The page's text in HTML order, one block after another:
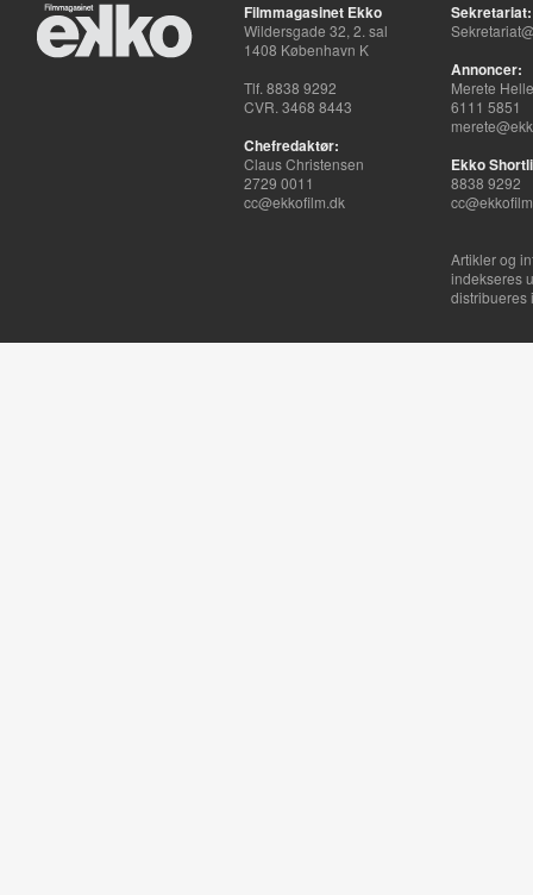
Filmmagasinet Ekko
Wildersgade 32, 2. sal
1408 København K
Tlf. 8838 9292
CVR. 3468 8443
Chefredaktør:
Claus Christensen
2729 0011
cc@ekkofilm.dk
Sekretariat:
Annoncer:
Merete
6111 5851
Ekko
8838 9292
Artikler og
indekseres
distribueres